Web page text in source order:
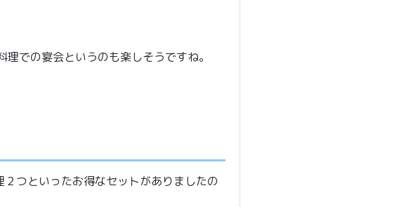
での宴会というのも楽しそうですね。
つといったお得なセットがありましたの